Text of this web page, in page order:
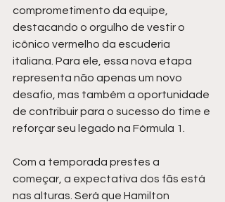
comprometimento da equipe,
destacando o orgulho de vestir o
icônico vermelho da escuderia
italiana. Para ele, essa nova etapa
representa não apenas um novo
desafio, mas também a oportunidade
de contribuir para o sucesso do time e
reforçar seu legado na Fórmula 1.
Com a temporada prestes a
começar, a expectativa dos fãs está
nas alturas. Será que Hamilton